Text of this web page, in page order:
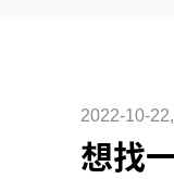
2022-10-22
想找